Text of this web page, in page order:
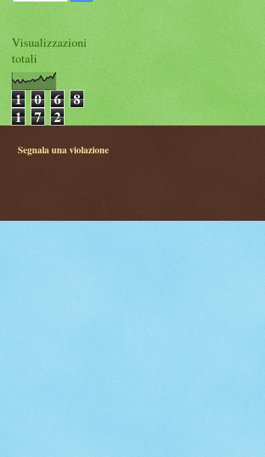
Visualizzazioni
totali
1 0 6 8
1 7 2
Segnala una violazione